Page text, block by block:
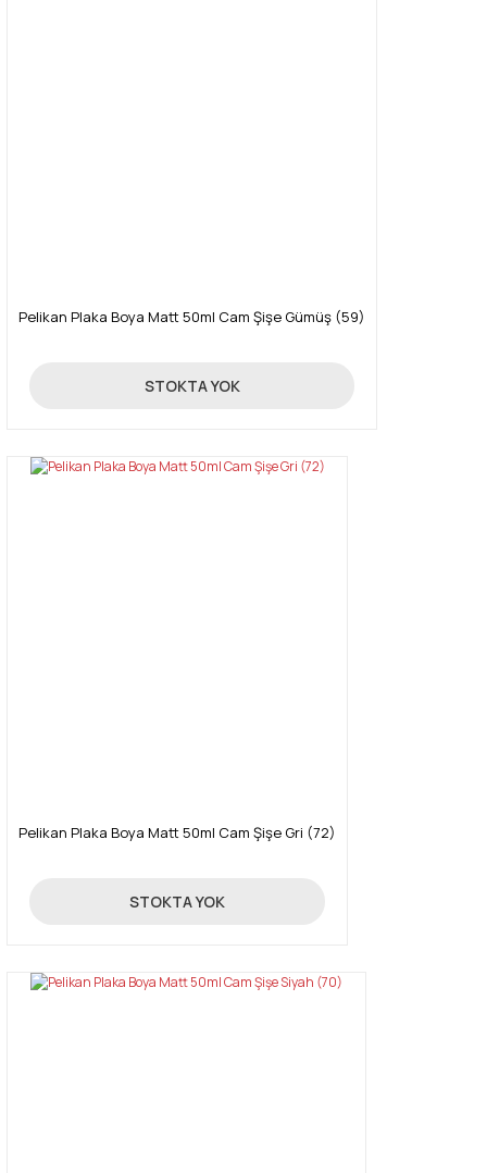
Pelikan Plaka Boya Matt 50ml Cam Şişe Gümüş (59)
85,00 TL
STOKTA YOK
Pelikan Plaka Boya Matt 50ml Cam Şişe Gri (72)
89,00 TL
STOKTA YOK